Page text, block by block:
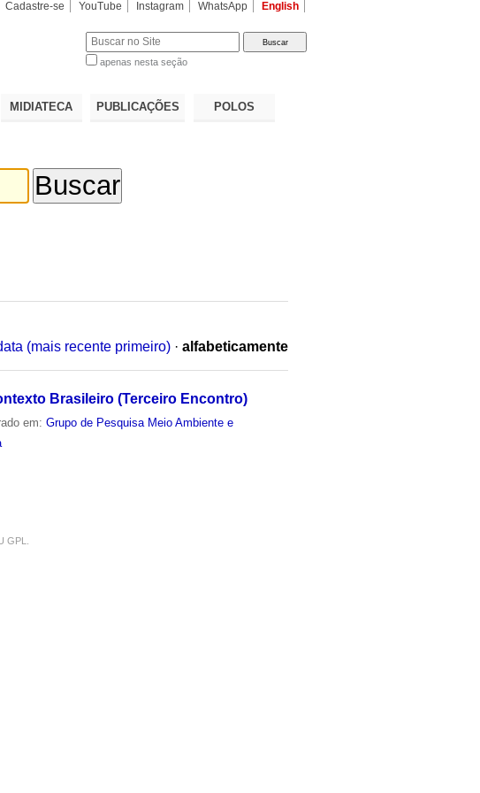
Cadastre-se YouTube Instagram WhatsApp English
apenas nesta seção
MIDIATECA PUBLICAÇÕES POLOS
(mais recente primeiro) · alfabeticamente
Brasileiro (Terceiro Encontro)
em:Grupo de Pesquisa Meio Ambiente e
GPL